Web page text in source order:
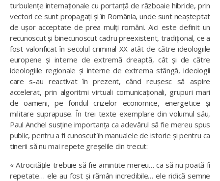
turbulențe internaționale cu portanță de războaie hibride, prin
vectori ce sunt propagați și în România, unde sunt neașteptat
de ușor acceptate de prea mulți români. Aici este definit un
recunoscut și binecunoscut cadru preexistent, tradițional, ce a
fost valorificat în secolul criminal XX atât de către ideologiile
europene și interne de extremă dreaptă, cât și de către
ideologiile regionale și interne de extrema stângă, ideologii
care s-au reactivat în prezent, când reușesc să aspire
accelerat, prin algoritmi virtuali comunicaționali, grupuri mari
de oameni, pe fondul crizelor economice, energetice și
militare suprapuse. În trei texte exemplare din volumul său,
Paul Anchel susține importanța ca adevărul să fie mereu spus
public, pentru a fi cunoscut în manualele de istorie și pentru ca
tinerii să nu mai repete greșelile din trecut:
« Atrocitățile trebuie să fie amintite mereu… ca să nu poată fi
repetate… ele au fost și rămân incredibile… ele ridică semne